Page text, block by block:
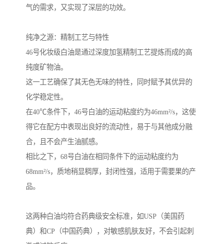
气的需求，又实现了深层的功效。
纯净之源：精制工艺与特性
46号化妆级白油是通过深度加氢精制工艺提炼而成的高
纯度矿物油。
这一工艺确保了其无色无味的特性，同时赋予其优异的
化学稳定性。
在40℃条件下，46号白油的运动粘度约为46mm²/s，这使
得它在配方中表现出良好的流动性，易于与其他成分融
合，且不会产生油腻感。
相比之下，68号白油在相同条件下的运动粘度约为
68mm²/s，质地稍显稠厚，封闭性强，适用于需要果的产
品。
这两种白油均符合药典级安全标准，如USP（美国药
典）和CP（中国药典），对敏感肌肤友好，不会引起刺